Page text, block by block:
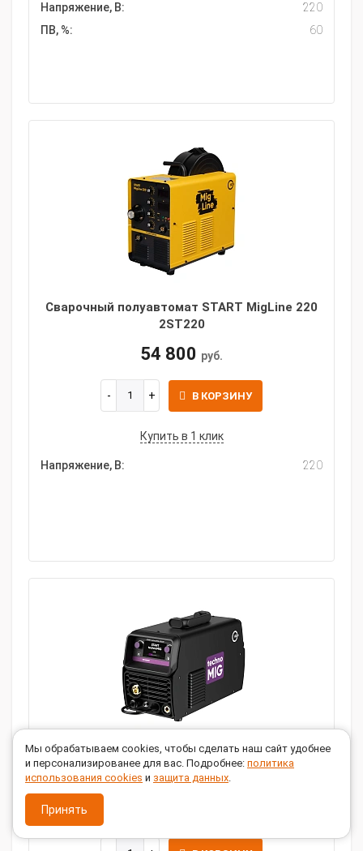
Напряжение, В:
220
ПВ, %:
60
Сварочный полуавтомат START MigLine 220
2ST220
54 800 руб.
В КОРЗИНУ
Купить в 1 клик
Напряжение, В: 220
Сварочный полуавтомат START technoMIG
200 DP 2W200TDP
Мы обрабатываем cookies, чтобы сделать наш сайт удобнее
и персонализированее для вас. Подробнее: политика
использования cookies и защита данных.
Принять